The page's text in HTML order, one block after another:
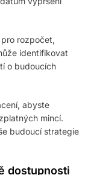
rozpočet,
identifikovat
o budoucích
abyste
mincí.
budoucí strategie
dostupnosti